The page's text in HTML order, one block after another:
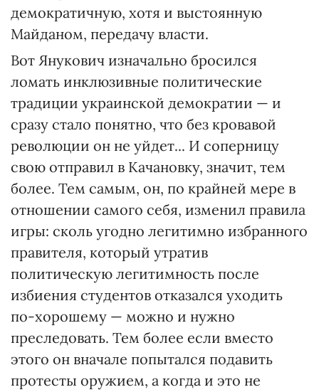
демократичную, хотя и выстоянную
Майданом, передачу власти.
Вот Янукович изначально бросился
ломать инклюзивные политические
традиции украинской демократии — и
сразу стало понятно, что без кровавой
революции он не уйдет... И соперницу
свою отправил в Качановку, значит, тем
более. Тем самым, он, по крайней мере в
отношении самого себя, изменил правила
игры: сколь угодно легитимно избранного
правителя, который утратив
политическую легитимность после
избиения студентов отказался уходить
по-хорошему — можно и нужно
преследовать. Тем более если вместо
этого он вначале попытался подавить
протесты оружием, а когда и это не